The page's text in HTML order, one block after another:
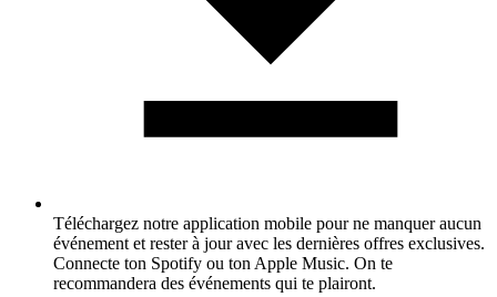
Téléchargez notre application mobile pour ne manquer aucun
événement et rester à jour avec les dernières offres exclusives.
Connecte ton Spotify ou ton Apple Music. On te
recommandera des événements qui te plairont.